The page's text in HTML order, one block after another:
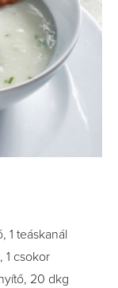
1 teáskanál
1 csokor
20 dkg